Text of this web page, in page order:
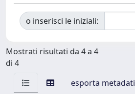
o inserisci le iniziali:
Mostrati risultati da 4 a 4
di 4
esporta metadati